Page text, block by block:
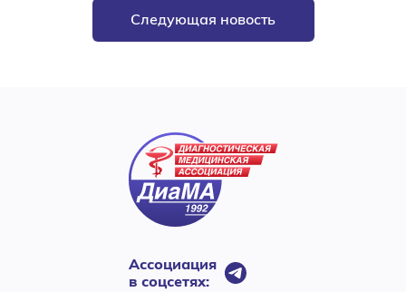
Следующая новость
Ассоциация
в соцсетях: